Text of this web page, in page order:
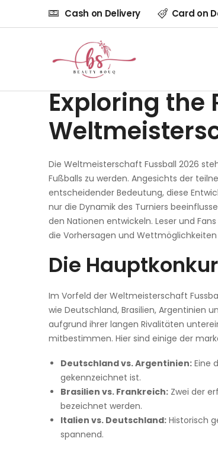
Cash on Delivery Card on
Exploring the
Fussball 2026
Exploring the
Die Weltmeisterschaft Fussball 2026
Fußballs zu werden. Angesichts der
entscheidender Bedeutung, diese
nur die Dynamik des Turniers
den Nationen entwickeln. Leser und
die Vorhersagen und
Die
Im Vorfeld der Weltmeisterschaft
wie Deutschland, Brasilien, Argentinien
aufgrund ihrer langen Rivalitäten
mitbestimmen. Hier sind einige der
Deutschland vs. Argentinien: Eine
gekennzeichnet ist.
Brasilien vs. Frankreich: Zwei der
bezeichnet werden.
Italien vs. Deutschland: Historisch
spannend.